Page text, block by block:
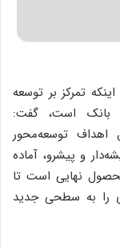
تمرکز بر توسعه
بانک است، گفت:
اهداف توسعه‌محور
و پیشرو، آماده
نهایی است تا
را به سطحی جدید